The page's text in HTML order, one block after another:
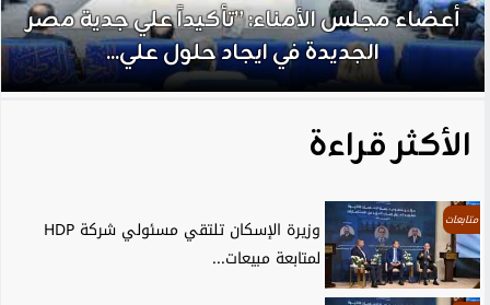
أعضاء مجلس الأمناء: ”تأكيداً علي جدية مصر
الجديدة في ايجاد حلول علي...
الأكثر قراءة
متابعات
وزيرة الإسكان تلتقي مسئولي شركة HDP
لمتابعة مبيعات...